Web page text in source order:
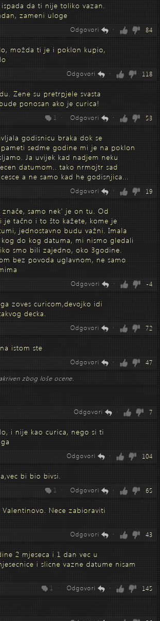
da ti nije toliko vazan.
zameni uloge
84
Odgovori ·
možda ti je i poklon kupio,
118
Odgovori ·
Zene su pretrpjele svasta
ponosan ako je curica!
53
Odgovori ·
1 ·
godisnicu braka dok se
sedme godine mi je na poklon
Ja uvijek kad nadjem neku
datumom.. tako nrmojtr sad
a ne samo kad he godisnjica...
19
Odgovori ·
samo nek' je on tu. Od
tačno i to što kažete, kome je
jednostavno budu važni. Imala
do kog datuma, mi nismo gledali
smo bili zajedno, oko 3godine.
bez povoda uglavnom, ne samo
-4
Odgovori ·
zoves curicom,devojko idi
decka.
72
Odgovori ·
istom ste
47
Odgovori ·
zbog loše ocene.
7
Odgovori ·
i nije kao curica, nego si ti
104
Odgovori ·
bi bio bivsi.
65
Odgovori ·
1 ·
Nece zabioraviti
43
Odgovori ·
2 mjeseca i 1 dan vec u
i slicne vazne datume nisam
145
Odgovori ·
1 ·